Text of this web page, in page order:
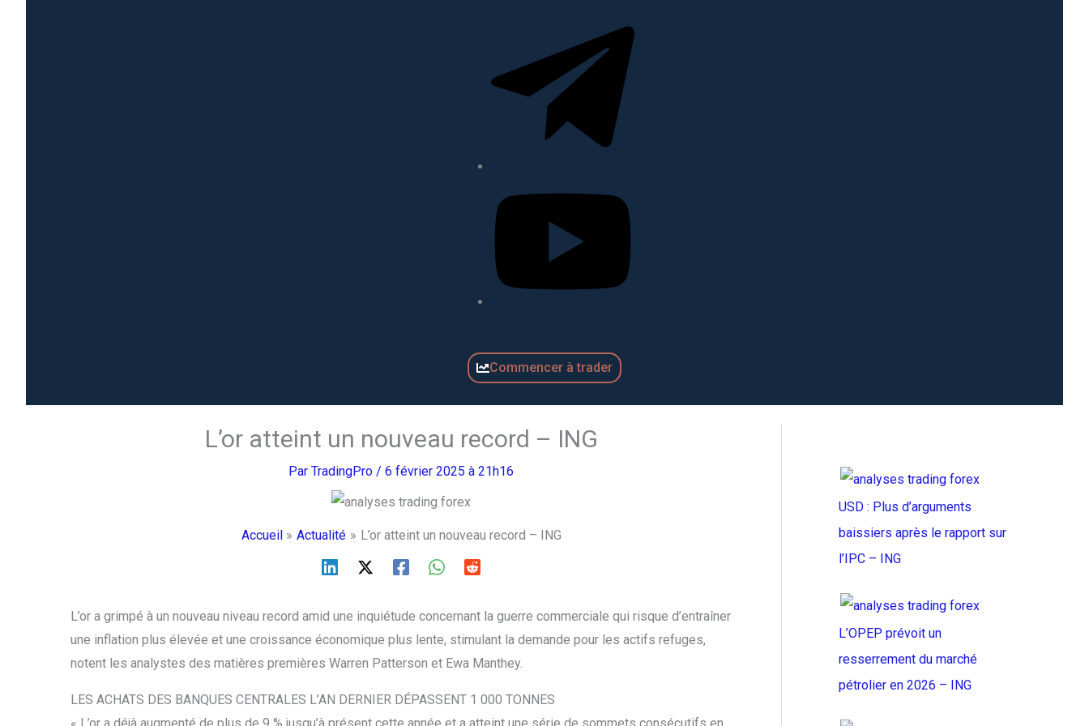
Commencer à trader
L’or atteint un nouveau record – ING
ParTradingPro / 6 février 2025 à 21h16
Accueil Actualité L’or atteint un nouveau record – ING
L’or a grimpé à un nouveau niveau record amid une inquiétude concernant la guerre commerciale qui risque d’entraîner
une inflation plus élevée et une croissance économique plus lente, stimulant la demande pour les actifs refuges,
notent les analystes des matières premières Warren Patterson et Ewa Manthey.
LES ACHATS DES BANQUES CENTRALES L’AN DERNIER DÉPASSENT 1 000 TONNES
« L’or a déjà augmenté de plus de 9 % jusqu’à présent cette année et a atteint une série de sommets consécutifs en
USD : Plus d’arguments
baissiers après le rapport sur
l’IPC – ING
L’OPEP prévoit un
resserrement du marché
pétrolier en 2026 – ING